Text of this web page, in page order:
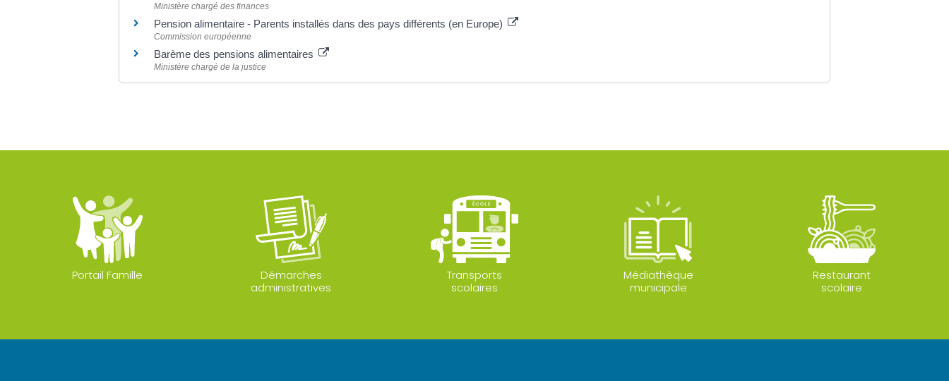
Ministère chargé des finances
Pension alimentaire - Parents installés dans des pays différents (en Europe)
Commission européenne
Barème des pensions alimentaires
Ministère chargé de la justice
Portail Famille
Démarches
administratives
Transports
scolaires
Médiathèque
municipale
Restaurant
scolaire